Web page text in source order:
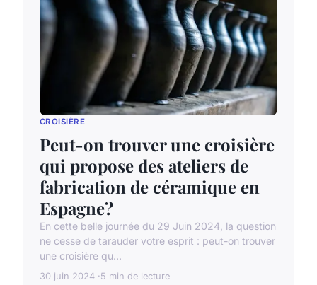
CROISIÈRE
Peut-on trouver une croisière
qui propose des ateliers de
fabrication de céramique en
Espagne?
En cette belle journée du 29 Juin 2024, la question
ne cesse de tarauder votre esprit : peut-on trouver
une croisière qu...
30 juin 2024 5 min de lecture